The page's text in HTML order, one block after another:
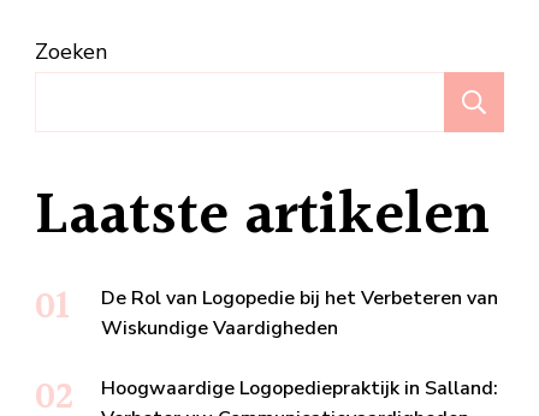
Zoeken
Laatste artikelen
De Rol van Logopedie bij het Verbeteren van
Wiskundige Vaardigheden
Hoogwaardige Logopediepraktijk in Salland: